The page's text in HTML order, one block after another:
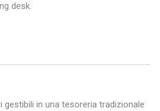
desk.
in una tesoreria tradizionale